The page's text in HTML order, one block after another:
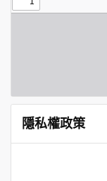
隱私權政策